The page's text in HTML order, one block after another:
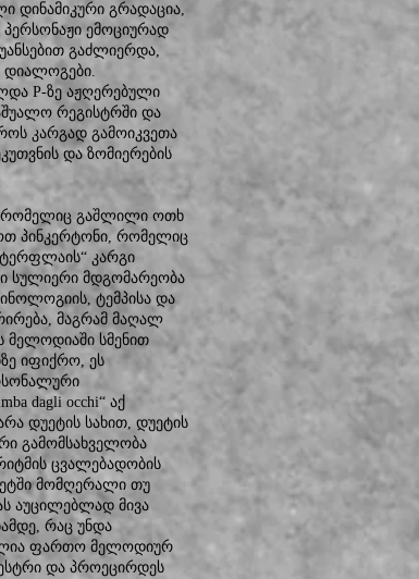
დინამიკური გრადაცია,
ემოციურად
გაძლიერდა,
დიალოგები.
P-ზე აჟღერებული
რეგისტრში და
კარგად გამოიკვეთა
და ზომიერების
რომელიც გაშლილი ოთხ
პინკერტონი, რომელიც
კარგი
სულიერი მდგომარეობა
ტემპისა და
მაგრამ მაღალ
მელოდიაში სმენით
იფიქრო, ეს
dagli occhi“ აქ
დუეტის სახით, დუეტის
გამომსახველობა
ცვალებადობის
მომღერალი თუ
აუცილებლად მივა
რაც უნდა
ფართო მელოდიურ
და პროეცირდეს